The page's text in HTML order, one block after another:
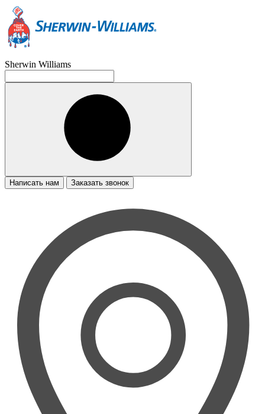
Sherwin Williams
Написать нам Заказать звонок